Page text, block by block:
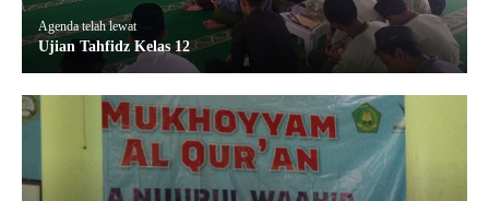
Agenda telah lewat
Ujian Tahfidz Kelas 12